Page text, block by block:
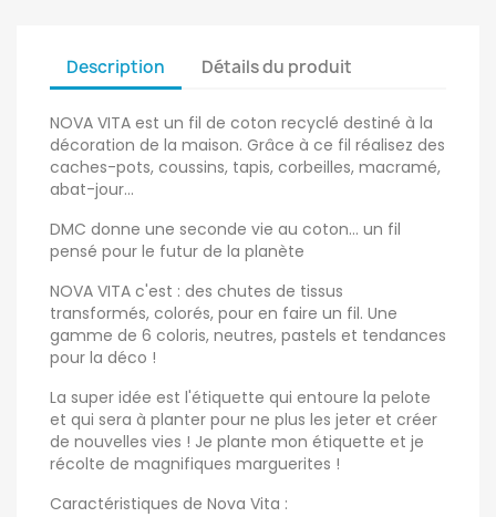
Description Détails du produit
NOVA VITA est un fil de coton recyclé destiné à la
décoration de la maison. Grâce à ce fil réalisez des
caches-pots, coussins, tapis, corbeilles, macramé,
abat-jour...
DMC donne une seconde vie au coton... un fil
pensé pour le futur de la planète
NOVA VITA c'est : des chutes de tissus
transformés, colorés, pour en faire un fil. Une
gamme de 6 coloris, neutres, pastels et tendances
pour la déco !
La super idée est l'étiquette qui entoure la pelote
et qui sera à planter pour ne plus les jeter et créer
de nouvelles vies ! Je plante mon étiquette et je
récolte de magnifiques marguerites !
Caractéristiques de Nova Vita :